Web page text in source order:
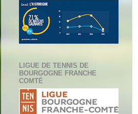
LIGUE DE TENNIS DE
BOURGOGNE FRANCHE
COMTÉ